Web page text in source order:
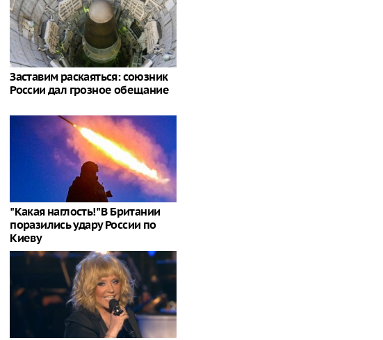
Заставим раскаяться: союзник
России дал грозное обещание
"Какая наглость!" В Британии
поразились удару России по
Киеву